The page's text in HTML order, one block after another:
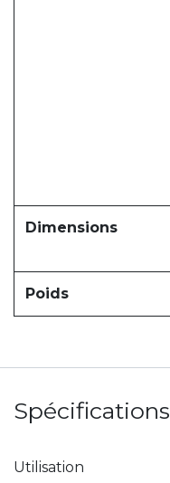
Dimensions
Poids
Spécifications
Utilisation